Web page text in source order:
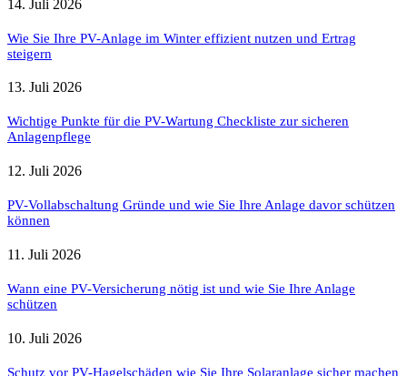
14. Juli 2026
Wie Sie Ihre PV-Anlage im Winter effizient nutzen und Ertrag
steigern
13. Juli 2026
Wichtige Punkte für die PV-Wartung Checkliste zur sicheren
Anlagenpflege
12. Juli 2026
PV-Vollabschaltung Gründe und wie Sie Ihre Anlage davor schützen
können
11. Juli 2026
Wann eine PV-Versicherung nötig ist und wie Sie Ihre Anlage
schützen
10. Juli 2026
Schutz vor PV-Hagelschäden wie Sie Ihre Solaranlage sicher machen